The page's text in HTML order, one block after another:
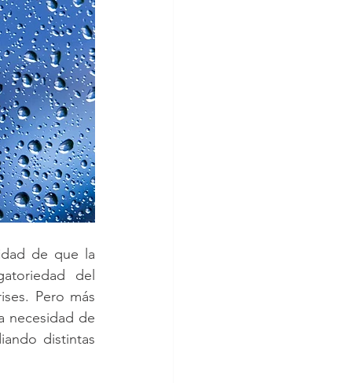
de que la
del
Pero más
necesidad de
distintas